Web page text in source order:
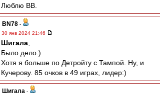
Люблю ВВ.
BN78 -
30 янв 2024 21:46
Шигала
Было дело:)
Хотя я больше по Детройту с Тампой. Ну, и
Кучерову. 85 очков в 49 играх, лидер:)
Шигала -